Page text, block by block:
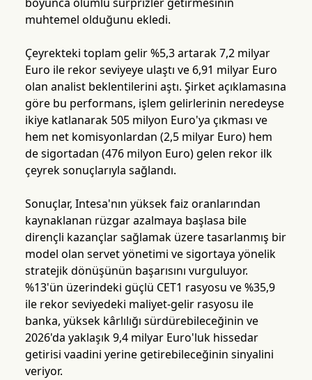
muhtemel olduğunu ekledi.
Çeyrekteki toplam gelir %5,3 artarak 7,2 milyar
Euro ile rekor seviyeye ulaştı ve 6,91 milyar Euro
olan analist beklentilerini aştı. Şirket açıklamasına
göre bu performans, işlem gelirlerinin neredeyse
ikiye katlanarak 505 milyon Euro'ya çıkması ve
hem net komisyonlardan (2,5 milyar Euro) hem
de sigortadan (476 milyon Euro) gelen rekor ilk
çeyrek sonuçlarıyla sağlandı.
Sonuçlar, Intesa'nın yüksek faiz oranlarından
kaynaklanan rüzgar azalmaya başlasa bile
dirençli kazançlar sağlamak üzere tasarlanmış bir
model olan servet yönetimi ve sigortaya yönelik
stratejik dönüşünün başarısını vurguluyor.
%13'ün üzerindeki güçlü CET1 rasyosu ve %35,9
ile rekor seviyedeki maliyet-gelir rasyosu ile
banka, yüksek kârlılığı sürdürebileceğinin ve
2026'da yaklaşık 9,4 milyar Euro'luk hissedar
getirisi vaadini yerine getirebileceğinin sinyalini
veriyor.